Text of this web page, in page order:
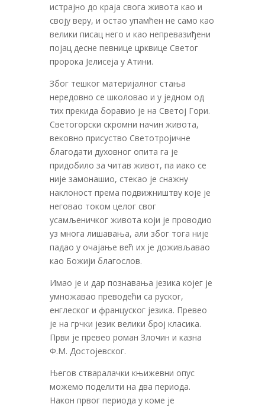
истрајно до краја свога живота као и
своју веру, и остао упамћен не само као
велики писац него и као непревазиђени
појац десне певнице црквице Светог
пророка Јелисеја у Атини.
Због тешког материјалног стања
нередовно се школовао и у једном од
тих прекида боравио је на Светој Гори.
Светогорски скромни начин живота,
вековно присуство Светотројичне
благодати духовног опита га је
придобило за читав живот, па иако се
није замонашио, стекао је снажну
наклоност према подвижништву које је
неговао током целог свог
усамљеничког живота који је проводио
уз многа лишавања, али због тога није
падао у очајање већ их је доживљавао
као Божији благослов.
Имао је и дар познавања језика којег је
умножавао преводећи са руског,
енглеског и француског језика. Превео
је на грчки језик велики број класика.
Први је превео роман Злочин и казна
Ф.М. Достојевског.
Његов стваралачки књижевни опус
можемо поделити на два периода.
Након првог периода у коме је